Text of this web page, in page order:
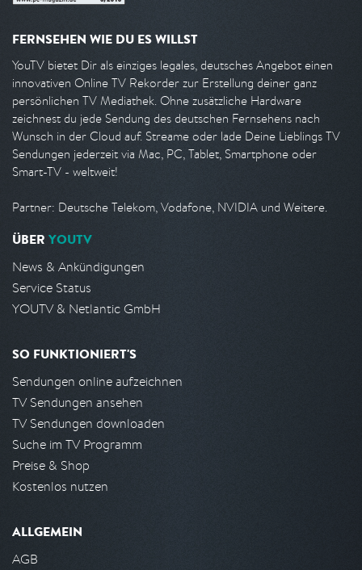
FERNSEHEN WIE DU ES WILLST
YouTV bietet Dir als einziges legales, deutsches Angebot einen
innovativen Online TV Rekorder zur Erstellung deiner ganz
persönlichen TV Mediathek. Ohne zusätzliche Hardware
zeichnest du jede Sendung des deutschen Fernsehens nach
Wunsch in der Cloud auf. Streame oder lade Deine Lieblings TV
Sendungen jederzeit via Mac, PC, Tablet, Smartphone oder
Smart-TV - weltweit!
Partner: Deutsche Telekom, Vodafone, NVIDIA und Weitere.
ÜBER YOUTV
News & Ankündigungen
Service Status
YOUTV & Netlantic GmbH
SO FUNKTIONIERT'S
Sendungen online aufzeichnen
TV Sendungen ansehen
TV Sendungen downloaden
Suche im TV Programm
Preise & Shop
Kostenlos nutzen
ALLGEMEIN
AGB